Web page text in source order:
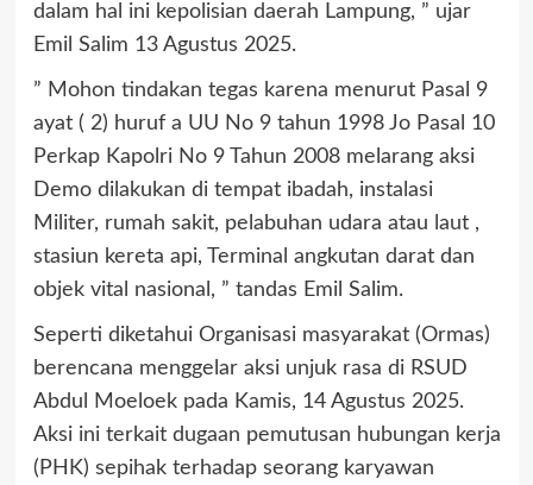
dalam hal ini kepolisian daerah Lampung, ” ujar
Emil Salim 13 Agustus 2025.
” Mohon tindakan tegas karena menurut Pasal 9
ayat ( 2) huruf a UU No 9 tahun 1998 Jo Pasal 10
Perkap Kapolri No 9 Tahun 2008 melarang aksi
Demo dilakukan di tempat ibadah, instalasi
Militer, rumah sakit, pelabuhan udara atau laut ,
stasiun kereta api, Terminal angkutan darat dan
objek vital nasional, ” tandas Emil Salim.
Seperti diketahui Organisasi masyarakat (Ormas)
berencana menggelar aksi unjuk rasa di RSUD
Abdul Moeloek pada Kamis, 14 Agustus 2025.
Aksi ini terkait dugaan pemutusan hubungan kerja
(PHK) sepihak terhadap seorang karyawan